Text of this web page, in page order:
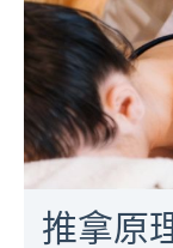
推拿原